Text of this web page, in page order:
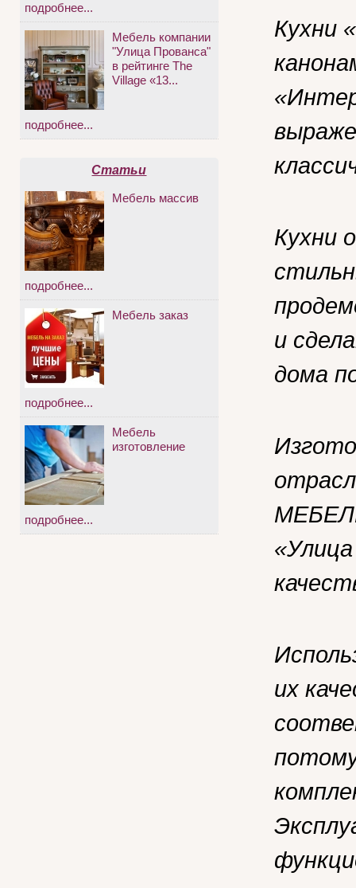
Кухни
Кухни
и
дома
их
подробнее...
Мебель компании
"Улица Прованса"
в рейтинге The
Village «13...
подробнее...
Статьи
Мебель массив
подробнее...
Мебель заказ
подробнее...
Мебель
изготовление
подробнее...